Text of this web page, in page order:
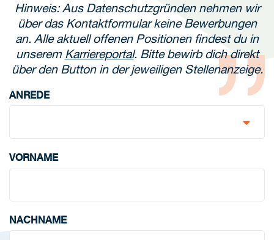
Hinweis: Aus Datenschutzgründen nehmen wir
über das Kontaktformular keine Bewerbungen
an. Alle aktuell offenen Positionen findest du in
unserem Karriereportal. Bitte bewirb dich direkt
über den Button in der jeweiligen Stellenanzeige.
ANREDE
VORNAME
NACHNAME